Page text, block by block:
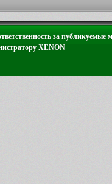
за публикуемые
XENON